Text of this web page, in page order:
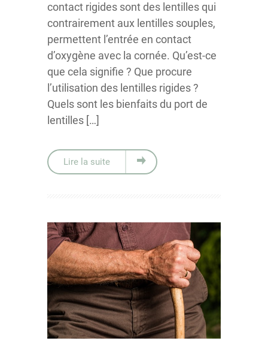
contact rigides sont des lentilles qui
contrairement aux lentilles souples,
permettent l’entrée en contact
d’oxygène avec la cornée. Qu’est-ce
que cela signifie ? Que procure
l’utilisation des lentilles rigides ?
Quels sont les bienfaits du port de
lentilles […]
Lire la suite